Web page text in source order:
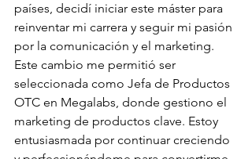
países, decidí iniciar este máster para
reinventar mi carrera y seguir mi pasión
por la comunicación y el marketing.
Este cambio me permitió ser
seleccionada como Jefa de Productos
OTC en Megalabs, donde gestiono el
marketing de productos clave. Estoy
entusiasmada por continuar creciendo